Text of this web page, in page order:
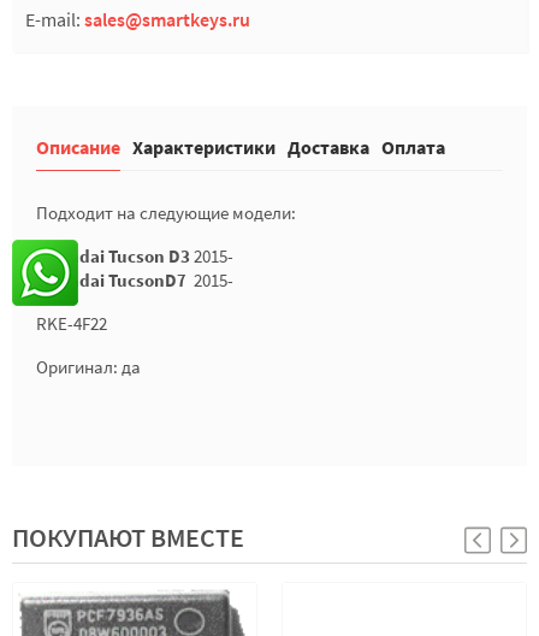
E-mail: sales@smartkeys.ru
Описание Характеристики Доставка Оплата
Подходит на следующие модели:
Hyundai Tucson D32015-
Hyundai TucsonD7 2015-
RKE-4F22
Оригинал: да
ПОКУПАЮТ ВМЕСТЕ